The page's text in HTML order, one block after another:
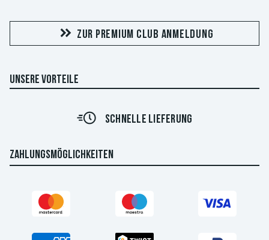
ZUR PREMIUM CLUB ANMELDUNG
UNSERE VORTEILE
SCHNELLE LIEFERUNG
ZAHLUNGSMÖGLICHKEITEN